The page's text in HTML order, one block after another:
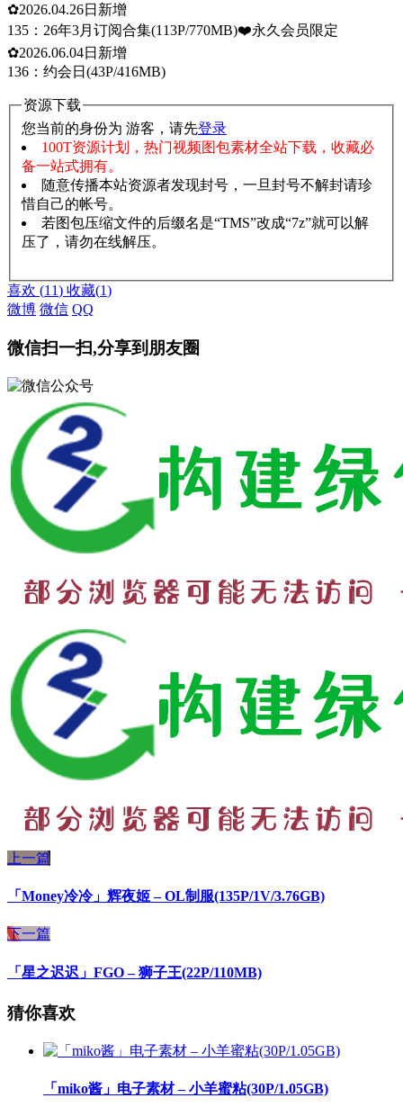
✿2026.04.26日新增
135：26年3月订阅合集(113P/770MB)❤️永久会员限定
✿2026.06.04日新增
136：约会日(43P/416MB)
资源下载
您当前的身份为 游客，请先登录
100T资源计划，热门视频图包素材全站下载，收藏必
备一站式拥有。
随意传播本站资源者发现封号，一旦封号不解封请珍
惜自己的帐号。
若图包压缩文件的后缀名是“TMS”改成“7z”就可以解
压了，请勿在线解压。
喜欢 (11) 收藏(1)
微博 微信 QQ
微信扫一扫,分享到朋友圈
上一篇
「Money冷冷」辉夜姬 – OL制服(135P/1V/3.76GB)
下一篇
「星之迟迟」FGO – 狮子王(22P/110MB)
猜你喜欢
「miko酱」电子素材 – 小羊蜜粘(30P/1.05GB)